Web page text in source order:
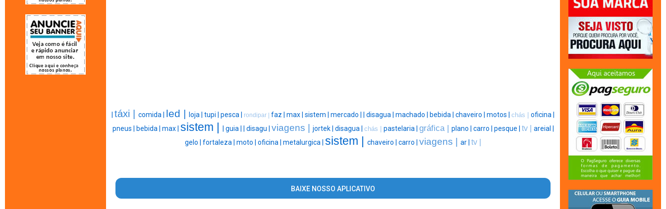
táxi | comida | led | loja | tupi | pesca | rondipar | faz | max | sistem | mercado | disagua | machado | bebida | chaveiro | motos | chás | oficina |
pneus |
bebida | max | sistem | guia | disagu | viagens | jortek | disagua | chás | pastelaria | gráfica | plano | carro | pesque | tv | areial |
gelo | fortaleza | moto | oficina | metalurgica | sistem | chaveiro | carro | viagens | ar | tv |
BAIXE NOSSO APLICATIVO